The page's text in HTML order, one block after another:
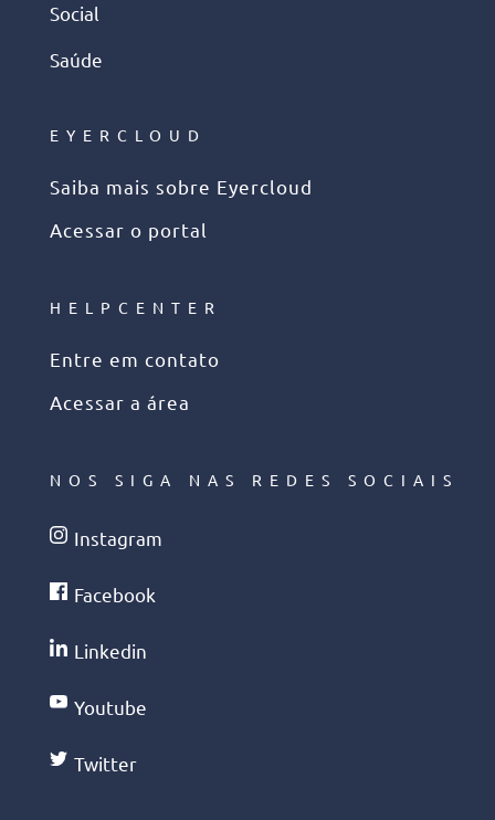
Social
Saúde
EYERCLOUD
Saiba mais sobre Eyercloud
Acessar o portal
HELPCENTER
Entre em contato
Acessar a área
NOS SIGA NAS REDES SOCIAIS
Instagram
Facebook
Linkedin
Youtube
Twitter